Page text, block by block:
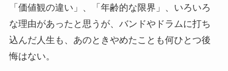
「価値観の違い」、「年齢的な限界」、いろいろ
な理由があったと思うが、バンドやドラムに打ち
込んだ人生も、あのときやめたことも何ひとつ後
悔はない。